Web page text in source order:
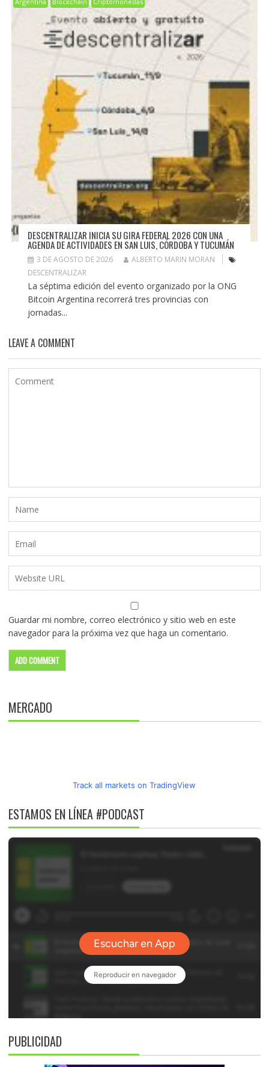
DESCENTRALIZAR INICIA SU GIRA FEDERAL 2026 CON UNA
AGENDA DE ACTIVIDADES EN SAN LUIS, CÓRDOBA Y TUCUMÁN
3 DE AGOSTO DE 2026
ALBERTO MARIN MORAN
DESCENTRALIZAR
La séptima edición del evento organizado por la ONG
Bitcoin Argentina recorrerá tres provincias con
jornadas...
LEAVE A COMMENT
Guardar mi nombre, correo electrónico y sitio web en este
navegador para la próxima vez que haga un comentario.
MERCADO
Track all markets on TradingView
ESTAMOS EN LÍNEA #PODCAST
PUBLICIDAD